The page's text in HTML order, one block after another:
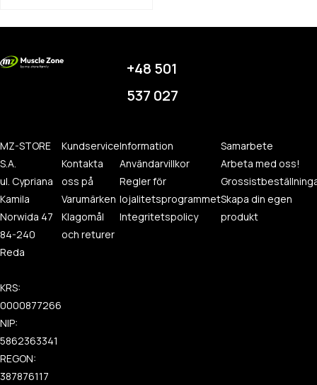
+48 501
537 027
MZ-STORE
S.A.
ul. Cypriana
Kamila
Norwida 47
84-240
Reda
KRS:
0000877266
NIP:
5862363341
REGON:
387876117
Kundservice
Kontakta
oss på
Varumärken
Klagomål
och returer
Information
Användarvillkor
Regler för
lojalitetsprogrammet
Integritetspolicy
Samarbete
Arbeta med oss!
Skapa din egen
produkt